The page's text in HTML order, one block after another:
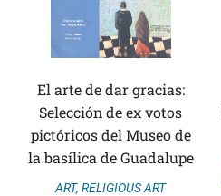
El arte de dar gracias:
Selección de ex votos
pictóricos del Museo de
la basílica de Guadalupe
ART, RELIGIOUS ART